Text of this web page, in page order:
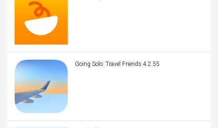
Going Solo: Travel Friends 4.2.55